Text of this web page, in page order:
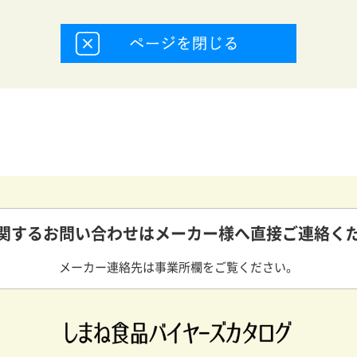
するお問い合わせはメーカー様へ直接ご連絡く
メーカー連絡先は事業所欄をご覧ください。